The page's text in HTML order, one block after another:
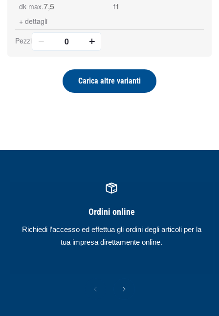
dk max.7,5 f1
+ dettagli
Pezzi
Carica altre varianti
Ordini online
Richiedi l’accesso ed effettua gli ordini degli articoli per la
tua impresa direttamente online.